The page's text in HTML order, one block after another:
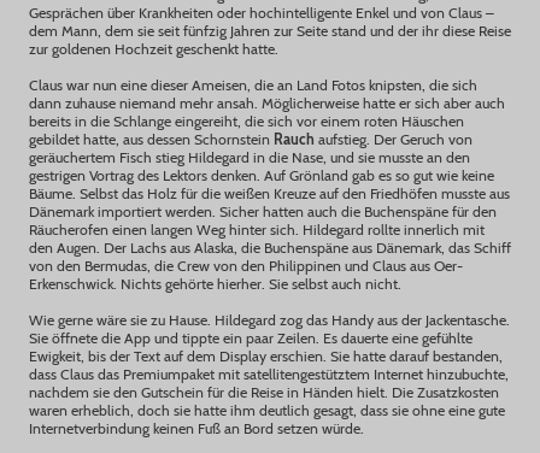
Gesprächen über Krankheiten oder hochintelligente Enkel und von Claus –
dem Mann, dem sie seit fünfzig Jahren zur Seite stand und der ihr diese Reise
zur goldenen Hochzeit geschenkt hatte.
Claus war nun eine dieser Ameisen, die an Land Fotos knipsten, die sich
dann zuhause niemand mehr ansah. Möglicherweise hatte er sich aber auch
bereits in die Schlange eingereiht, die sich vor einem roten Häuschen
gebildet hatte, aus dessen Schornstein Rauch aufstieg. Der Geruch von
geräuchertem Fisch stieg Hildegard in die Nase, und sie musste an den
gestrigen Vortrag des Lektors denken. Auf Grönland gab es so gut wie keine
Bäume. Selbst das Holz für die weißen Kreuze auf den Friedhöfen musste aus
Dänemark importiert werden. Sicher hatten auch die Buchenspäne für den
Räucherofen einen langen Weg hinter sich. Hildegard rollte innerlich mit
den Augen. Der Lachs aus Alaska, die Buchenspäne aus Dänemark, das Schiff
von den Bermudas, die Crew von den Philippinen und Claus aus Oer-
Erkenschwick. Nichts gehörte hierher. Sie selbst auch nicht.
Wie gerne wäre sie zu Hause. Hildegard zog das Handy aus der Jackentasche.
Sie öffnete die App und tippte ein paar Zeilen. Es dauerte eine gefühlte
Ewigkeit, bis der Text auf dem Display erschien. Sie hatte darauf bestanden,
dass Claus das Premiumpaket mit satellitengestütztem Internet hinzubuchte,
nachdem sie den Gutschein für die Reise in Händen hielt. Die Zusatzkosten
waren erheblich, doch sie hatte ihm deutlich gesagt, dass sie ohne eine gute
Internetverbindung keinen Fuß an Bord setzen würde.